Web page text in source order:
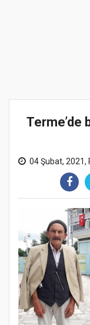
Terme’de
04 Şubat, 2021,